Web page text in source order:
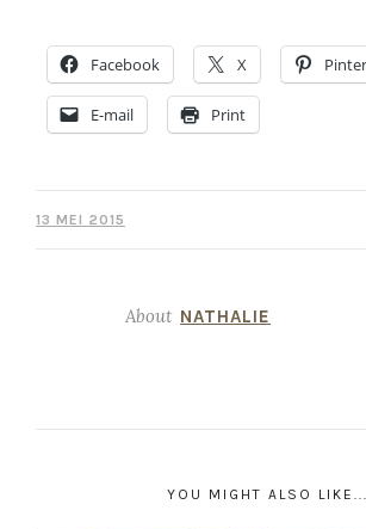
Facebook X
E-mail Print
13 MEI 2015
About NATHALIE
YOU MIGHT ALSO LIKE...